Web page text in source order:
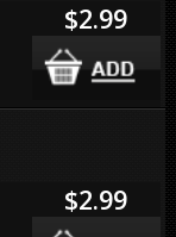
$2.99
$2.99